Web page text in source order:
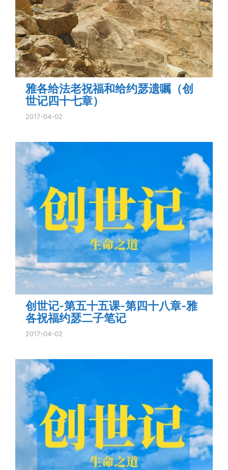
雅各给法老祝福和给约瑟遗嘱（创
世记四十七章）
2017-04-02
创世记-第五十五课-第四十八章-雅
各祝福约瑟二子笔记
2017-04-02